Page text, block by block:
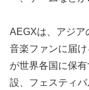
AEGXは、アジア
音楽ファンに届
が世界各国に保
設、フェスティ